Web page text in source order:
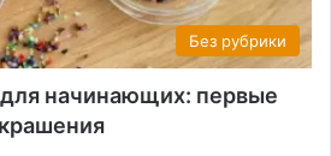
Без рубрики
начинающих: первые